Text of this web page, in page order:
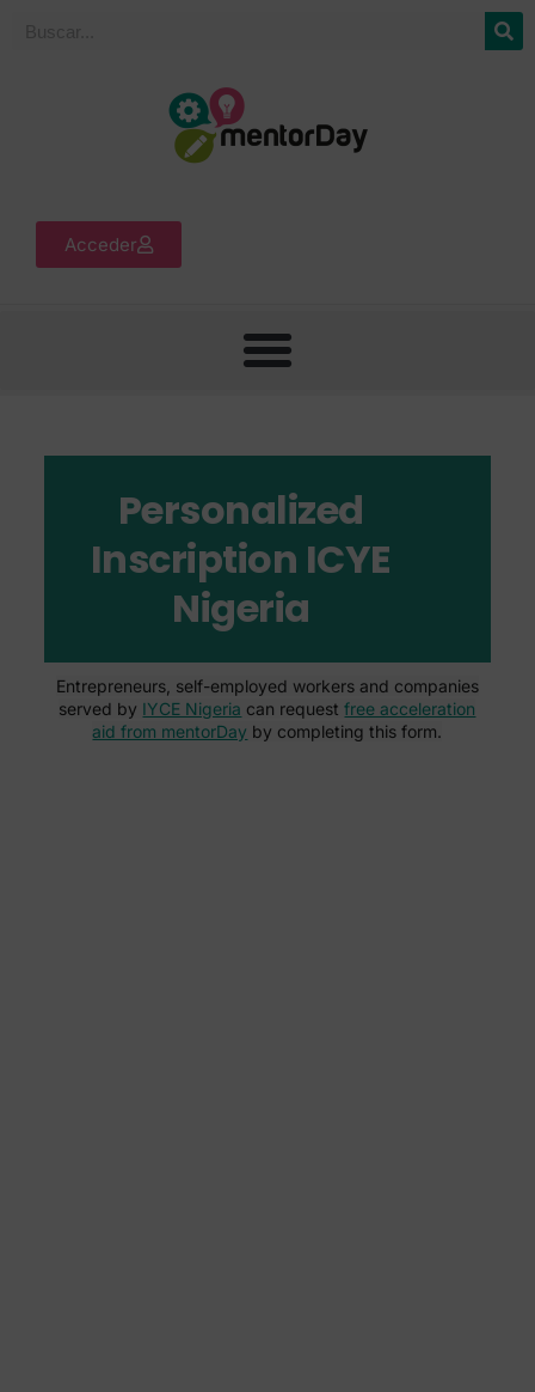
Acceder
Personalized
Inscription ICYE
Nigeria
Entrepreneurs, self-employed workers and companies
served by IYCE Nigeria can requestfree acceleration
aid from mentorDay by completing this form.